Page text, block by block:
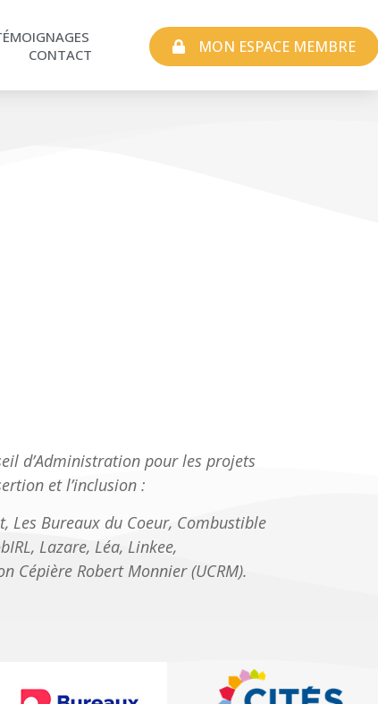
CONTACT
MON ESPACE MEMBRE
d’Administration pour les projets
et l’inclusion :
Les Bureaux du Coeur, Combustible
Lazare, Léa, Linkee,
Cépière Robert Monnier (UCRM).